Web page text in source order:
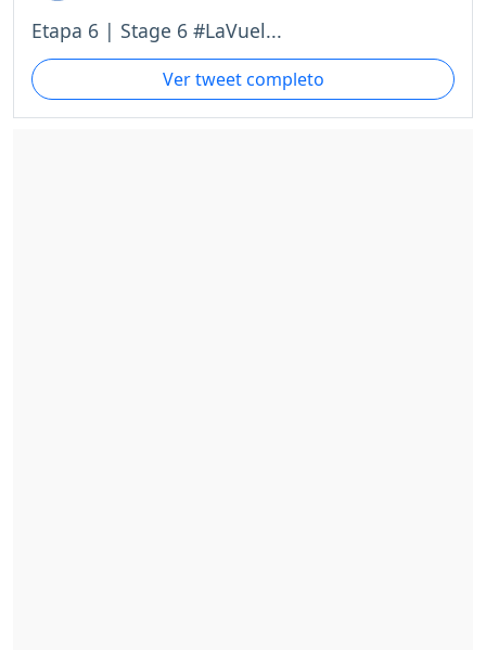
Etapa 6 | Stage 6 #LaVuel...
Ver tweet completo